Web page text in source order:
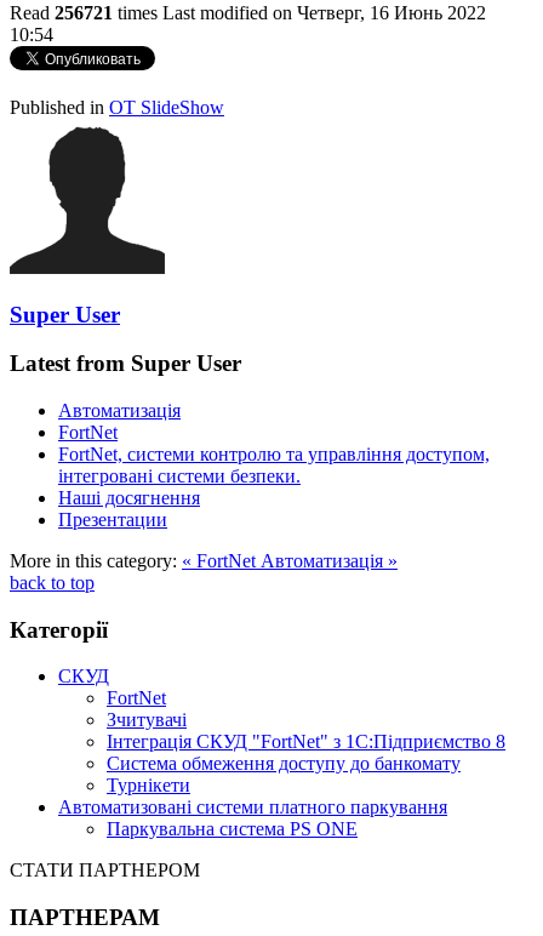
Read 256721 times Last modified on Четверг, 16 Июнь 2022
10:54
http://evruka.com.ua/
Published in OT SlideShow
Super User
Latest from Super User
Автоматизація
FortNet
FortNet, системи контролю та управління доступом,
інтегровані системи безпеки.
Наші досягнення
Презентации
More in this category: « FortNet Автоматизація »
back to top
Категорії
СКУД
FortNet
Зчитувачі
Інтеграція СКУД "FortNet" з 1С:Підприємство 8
Система обмеження доступу до банкомату
Турнікети
Автоматизовані системи платного паркування
Паркувальна система PS ONE
СТАТИ ПАРТНЕРОМ
ПАРТНЕРАМ